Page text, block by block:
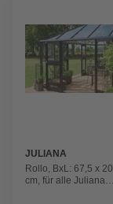
JULIANA
Rollo, BxL: 67,5 x
cm, für alle Juliana